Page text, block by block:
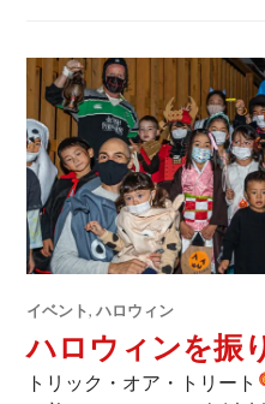
イベント,ハロウィン
ハロウィンを振
トリック・オア・トリート